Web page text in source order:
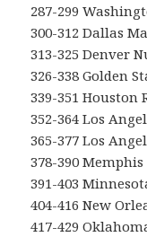
287-299
300-312 Dallas
313-325 Denver
326-338 Golden
339-351 Houston
352-364 Los
365-377 Los
378-390
391-403
404-416 New
417-429